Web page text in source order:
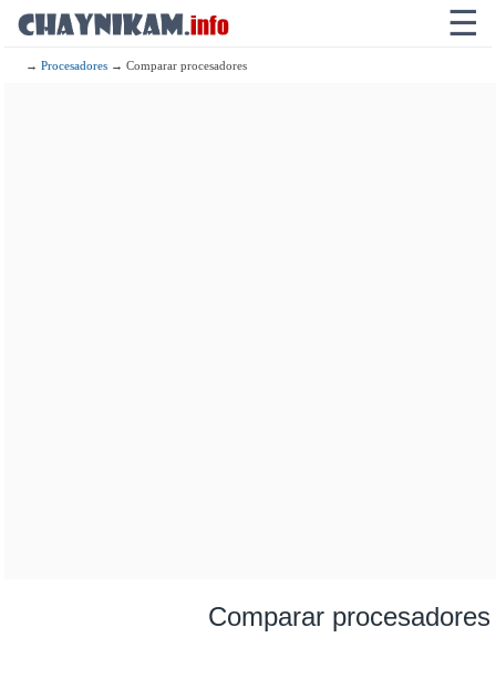
☰
→Procesadores → Comparar procesadores
Comparar procesadores